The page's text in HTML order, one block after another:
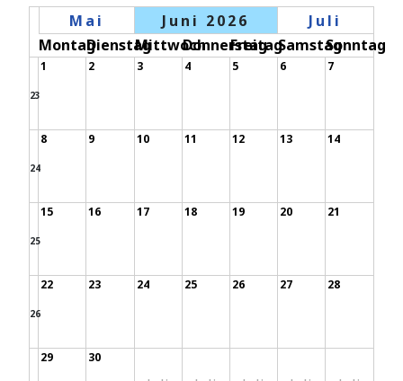
Mai Juni 2026
Juli
MontagDienstagMittwochDonnerstag
FreitagSamstagSonntag
23
1 2 3 4 5 6 7
24
8 9 10 11 12 13 14
25
15 16 17 18 19 20 21
26
22 23 24 25 26 27 28
29 30